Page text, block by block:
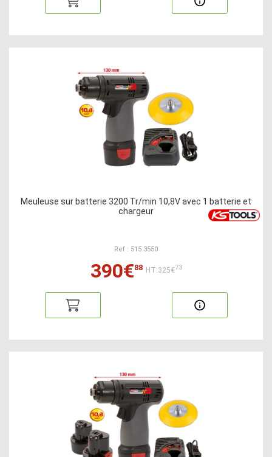
Meuleuse sur batterie 3200 Tr/min 10,8V avec 1 batterie et
chargeur
Ref : 515.3550
390€88 HT:325€73